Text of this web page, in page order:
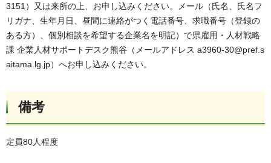
3151）又は来所の上、お申し込みください。メール（氏名、氏名フ
リガナ、生年月日、昼間に連絡がつく電話番号、求職番号（登録の
ある方）、個別相談を希望する企業名を明記）で県雇用・人材戦略
課 企業人材サポートデスク熊谷（メールアドレス a3960-30@pref.s
aitama.lg.jp）へお申し込みください。
備考
定員80人程度